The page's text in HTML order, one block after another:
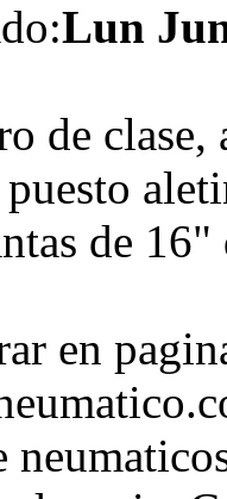
Lun
de
de
en